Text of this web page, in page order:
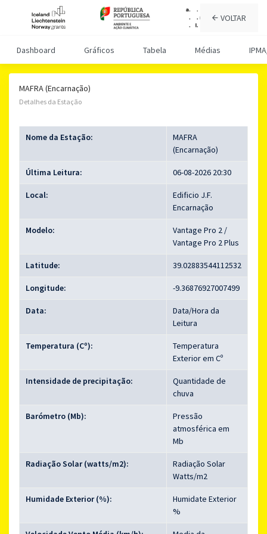
VOLTAR
Dashboard Gráficos Tabela Médias
MAFRA (Encarnação)
Detalhes da Estação
Nome da Estação:
MAFRA
(Encarnação)
Última Leitura: 06-08-2026 20:30
Local:
Edificio J.F.
Encarnação
Modelo:
Vantage Pro 2 /
Vantage Pro 2 Plus
Latitude: 39.02883544112532
Longitude: -9.36876927007499
Data:
Data/Hora da
Leitura
Temperatura (Cº):
Temperatura
Exterior em Cº
Intensidade de precipitação:
Quantidade de
chuva
Barómetro (Mb):
Pressão
atmosférica em
Mb
Radiação Solar (watts/m2):
Radiação Solar
Watts/m2
Humidade Exterior (%):
Humidate Exterior
%